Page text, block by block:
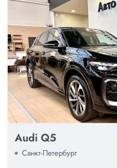
Audi Q5
Санкт-Петербург